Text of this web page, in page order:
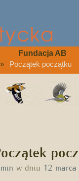
Fundacja AB
» Początek początku
w dniu 12